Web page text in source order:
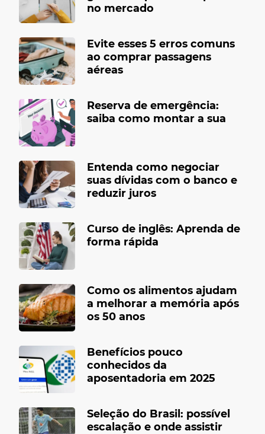
no mercado
Evite esses 5 erros comuns
ao comprar passagens
aéreas
Reserva de emergência:
saiba como montar a sua
Entenda como negociar
suas dívidas com o banco e
reduzir juros
Curso de inglês: Aprenda de
forma rápida
Como os alimentos ajudam
a melhorar a memória após
os 50 anos
Benefícios pouco
conhecidos da
aposentadoria em 2025
Seleção do Brasil: possível
escalação e onde assistir